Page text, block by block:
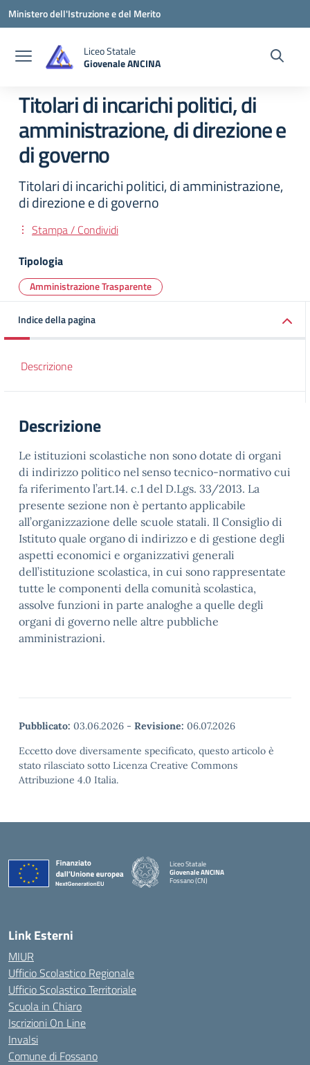
Vai ai contenuti
Vai al menu di navigazione
Vai al footer
Ministero dell'Istruzione e del Merito
Liceo Statale
Giovenale ANCINA
Titolari di incarichi politici, di
amministrazione, di direzione e
di governo
Titolari di incarichi politici, di amministrazione,
di direzione e di governo
Stampa / Condividi
Tipologia
Amministrazione Trasparente
Indice della pagina
Descrizione
Descrizione
Le istituzioni scolastiche non sono dotate di organi
di indirizzo politico nel senso tecnico-normativo cui
fa riferimento l’art.14. c.1 del D.Lgs. 33/2013. La
presente sezione non è pertanto applicabile
all’organizzazione delle scuole statali. Il Consiglio di
Istituto quale organo di indirizzo e di gestione degli
aspetti economici e organizzativi generali
dell’istituzione scolastica, in cui sono rappresentate
tutte le componenti della comunità scolastica,
assolve funzioni in parte analoghe a quelle degli
organi di governo nelle altre pubbliche
amministrazioni.
Pubblicato: 03.06.2026 - Revisione: 06.07.2026
Eccetto dove diversamente specificato, questo articolo è
stato rilasciato sotto Licenza Creative Commons
Attribuzione 4.0 Italia.
Liceo Statale
Giovenale ANCINA
Fossano (CN)
Link Esterni
MIUR
Ufficio Scolastico Regionale
Ufficio Scolastico Territoriale
Scuola in Chiaro
Iscrizioni On Line
Invalsi
Comune di Fossano